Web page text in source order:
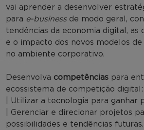
vai aprender a desenvolver
para e-businessde modo geral,
tendências da economia digital, as
e o impacto dos novos modelos de
no ambiente corporativo.
Desenvolva competências para
ecossistema de competição digital:
| Utilizar a tecnologia para ganhar
| Gerenciar e direcionar projetos
possibilidades e tendências futuras.